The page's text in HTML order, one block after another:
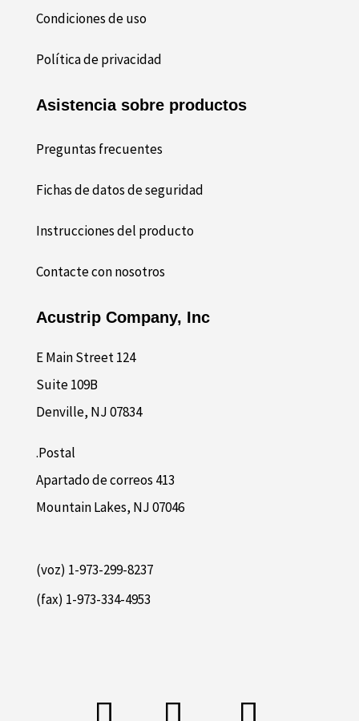
Condiciones de uso
Política de privacidad
Asistencia sobre productos
Preguntas frecuentes
Fichas de datos de seguridad
Instrucciones del producto
Contacte con nosotros
Acustrip Company, Inc
124 E Main Street
Suite 109B
Denville, NJ 07834
Postal.
Apartado de correos 413
Mountain Lakes, NJ 07046
1-973-299-8237 (voz)
1-973-334-4953 (fax)